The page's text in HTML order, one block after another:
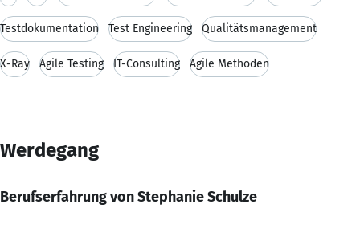
Testdokumentation Test Engineering Qualitätsmanagement
X-Ray Agile Testing IT-Consulting Agile Methoden
Werdegang
Berufserfahrung von Stephanie Schulze